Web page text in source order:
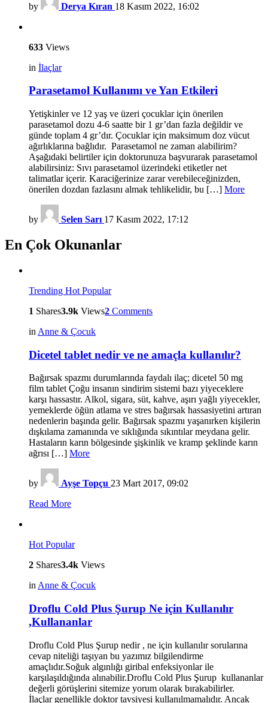
by Derya Kıran 18 Kasım 2022, 16:02
633 Views
in İlaçlar
Parasetamol Kullanımı ve Yan Etkileri
Yetişkinler ve 12 yaş ve üzeri çocuklar için önerilen
parasetamol dozu 4-6 saatte bir 1 gr’dan fazla değildir ve
günde toplam 4 gr’dır. Çocuklar için maksimum doz vücut
ağırlıklarına bağlıdır. Parasetamol ne zaman alabilirim?
Aşağıdaki belirtiler için doktorunuza başvurarak parasetamol
alabilirsiniz: Sıvı parasetamol üzerindeki etiketler net
talimatlar içerir. Karaciğerinize zarar verebileceğinizden,
önerilen dozdan fazlasını almak tehlikelidir, bu […] More
by Selen Sarı 17 Kasım 2022, 17:12
En Çok Okunanlar
Trending Hot Popular
1 Shares3.9k Views2 Comments
in Anne & Çocuk
Dicetel tablet nedir ve ne amaçla kullanılır?
Bağırsak spazmı durumlarında faydalı ilaç; dicetel 50 mg
film tablet Çoğu insanın sindirim sistemi bazı yiyeceklere
karşı hassastır. Alkol, sigara, süt, kahve, aşırı yağlı yiyecekler,
yemeklerde öğün atlama ve stres bağırsak hassasiyetini artıran
nedenlerin başında gelir. Bağırsak spazmı yaşanırken kişilerin
dışkılama zamanında ve sıklığında sıkıntılar meydana gelir.
Hastaların karın bölgesinde şişkinlik ve kramp şeklinde karın
ağrısı […] More
by Ayşe Topçu 23 Mart 2017, 09:02
Read More
Hot Popular
2 Shares3.4k Views
in Anne & Çocuk
Droflu Cold Plus Şurup Ne için Kullanılır
,Kullananlar
Droflu Cold Plus Şurup nedir , ne için kullanılır sorularına
cevap niteliği taşıyan bu yazımız bilgilendirme
amaçlıdır.Soğuk algınlığı giribal enfeksiyonlar ile
karşılaşıldığında alınabilir.Droflu Cold Plus Şurup kullananlar
değerli görüşlerini sitemize yorum olarak bırakabilirler.
İlaçlar genellikle doktor tavsiyesi kullanılmamalıdır. Ancak